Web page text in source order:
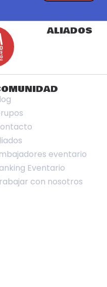
ALIADOS
eventario
Eventario
con nosotros